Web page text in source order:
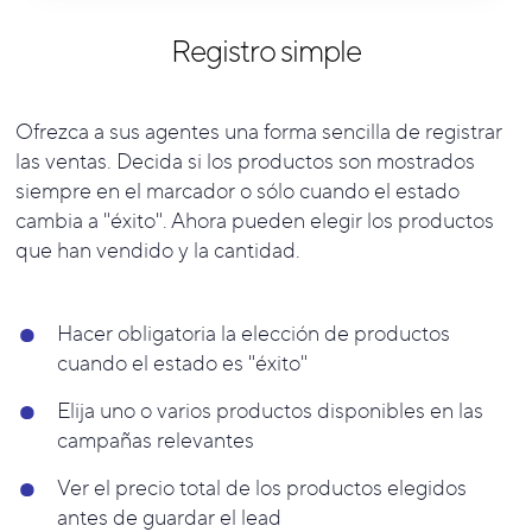
Registro simple
Ofrezca a sus agentes una forma sencilla de registrar
las ventas. Decida si los productos son mostrados
siempre en el marcador o sólo cuando el estado
cambia a "éxito". Ahora pueden elegir los productos
que han vendido y la cantidad.
Hacer obligatoria la elección de productos
cuando el estado es "éxito"
Elija uno o varios productos disponibles en las
campañas relevantes
Ver el precio total de los productos elegidos
antes de guardar el lead